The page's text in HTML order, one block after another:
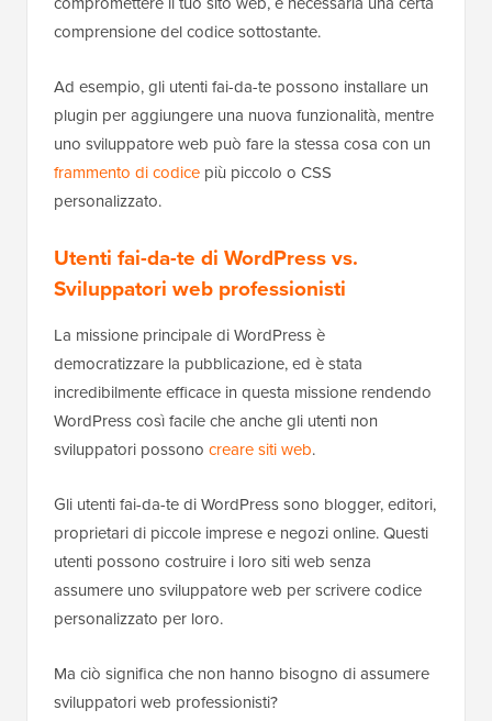
comprensione del codice sottostante.
Ad esempio, gli utenti fai-da-te possono installare un
plugin per aggiungere una nuova funzionalità, mentre
uno sviluppatore web può fare la stessa cosa con un
frammento di codice più piccolo o CSS
personalizzato.
Utenti fai-da-te di WordPress vs.
Sviluppatori web professionisti
La missione principale di WordPress è
democratizzare la pubblicazione, ed è stata
incredibilmente efficace in questa missione rendendo
WordPress così facile che anche gli utenti non
sviluppatori possono creare siti web.
Gli utenti fai-da-te di WordPress sono blogger, editori,
proprietari di piccole imprese e negozi online. Questi
utenti possono costruire i loro siti web senza
assumere uno sviluppatore web per scrivere codice
personalizzato per loro.
Ma ciò significa che non hanno bisogno di assumere
sviluppatori web professionisti?